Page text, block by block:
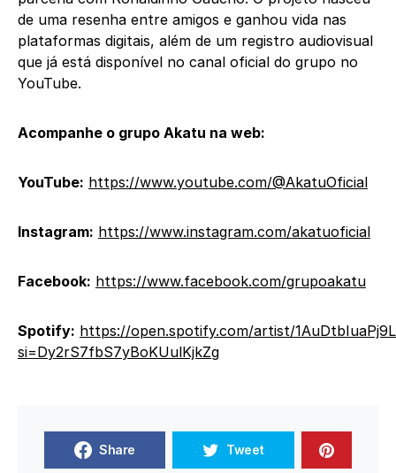
de uma resenha entre amigos e ganhou vida nas
plataformas digitais, além de um registro audiovisual
que já está disponível no canal oficial do grupo no
YouTube.
Acompanhe o grupo Akatu na web:
YouTube: https://www.youtube.com/@AkatuOficial
Instagram: https://www.instagram.com/akatuoficial
Facebook: https://www.facebook.com/grupoakatu
Spotify: https://open.spotify.com/artist/
si=Dy2rS7fbS7yBoKUulKjkZg
Share Tweet